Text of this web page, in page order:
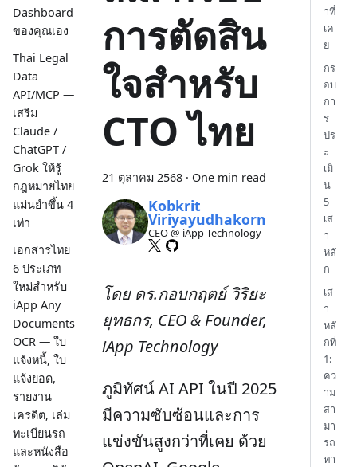
Dashboard
ของคุณเอง
Thai Legal
Data
API/MCP —
เสริม
Claude /
ChatGPT /
Grok ให้รู้
กฎหมายไทย
แม่นยำขึ้น 4
เท่า
เอกสารไทย
6 ประเภท
ใหม่สำหรับ
iApp Any
Documents
OCR — ใบ
แจ้งหนี้, ใบ
แจ้งยอด,
รายงาน
เครดิต, เล่ม
ทะเบียนรถ
และหนังสือ
การตัดสิน
ใจสำหรับ
CTO ไทย
21 ตุลาคม 2568 · One min read
Kobkrit
Viriyayudhakorn
CEO @ iApp Technology
โดย ดร.กอบกฤตย์ วิริยะ
ยุทธกร, CEO & Founder,
iApp Technology
ภูมิทัศน์ AI API ในปี 2025
มีความซับซ้อนและการ
แข่งขันสูงกว่าที่เคย ด้วย
าที่
เค
ย
กร
อบ
กา
ร
ปร
ะ
เมิ
น
5
เส
า
หลั
ก
เส
า
หลั
กที่
1:
คว
าม
สา
มา
รถ
ทา